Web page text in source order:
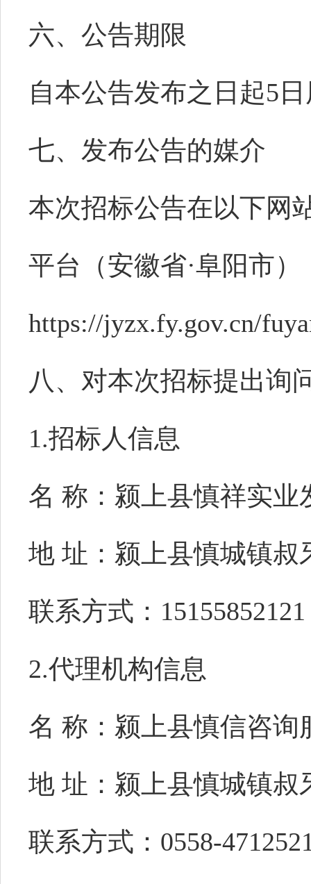
六、公告期限
自本公告发布之日起5
七、 发布公告的媒介
本次招标公告在以下网
平台（安徽省·阜阳市）
https://jyzx.fy.gov.cn/
八 、对本次招标提出询
1.招标人信息
名 称： 颍上县慎祥实业
地 址：颍上县慎城镇叔
联系方式： 15155852121
2.代理机构信息
名 称：颍上县慎信咨询
地 址：颍上县慎城镇叔
联系方式： 0558-